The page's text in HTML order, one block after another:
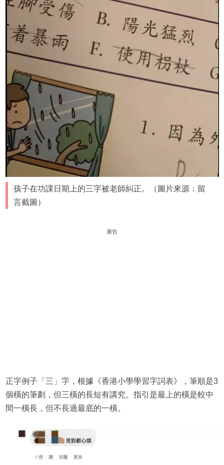
孩子在功課日期上的三字被老師糾正。（圖片來源：留
言截圖）
廣告
正字例子「三」字，根據《香港小學學習字詞表》，筆順是3
個橫的筆劃，但三橫的長短有講究。指引是最上的橫是較中
間一橫長，但不長過最底的一橫。